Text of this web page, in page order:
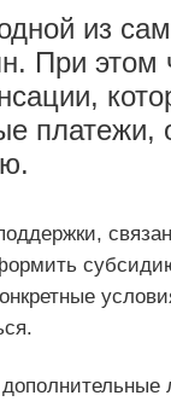
из
При этом
платежи,